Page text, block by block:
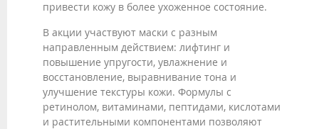
привести кожу в более ухоженное состояние.
В акции участвуют маски с разным
направленным действием: лифтинг и
повышение упругости, увлажнение и
восстановление, выравнивание тона и
улучшение текстуры кожи. Формулы с
ретинолом, витаминами, пептидами, кислотами
и растительными компонентами позволяют